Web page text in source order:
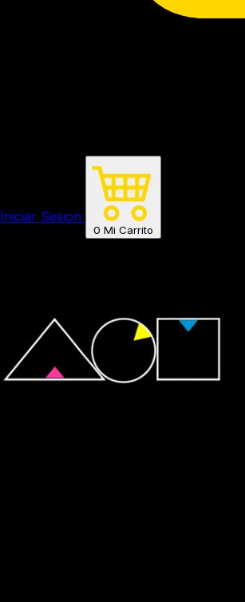
Iniciar Sesion
0 Mi Carrito